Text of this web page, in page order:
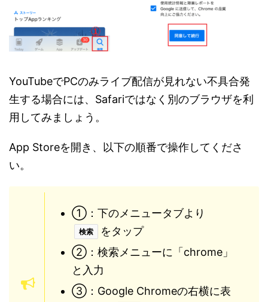
YouTubeでPCのみライブ配信が見れない不具合発
生する場合には、Safariではなく別のブラウザを利
用してみましょう。
App Storeを開き、以下の順番で操作してくださ
い。
①：下のメニュータブより
検索
をタップ
②：検索メニューに「chrome」
と入力
③：Google Chromeの右横に表